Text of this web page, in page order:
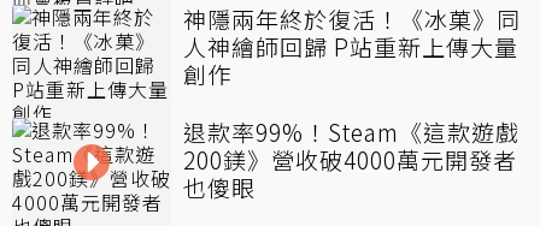
神隱兩年終於復活！《冰菓》同
人神繪師回歸 P站重新上傳大量
創作
退款率99%！Steam《這款遊戲
200鎂》營收破4000萬元開發者
也傻眼